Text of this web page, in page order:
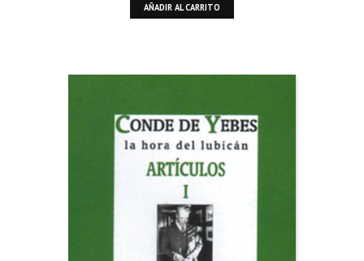
AÑADIR AL CARRITO